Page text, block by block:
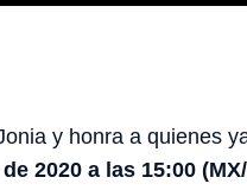
y honra a quienes
2020 a las 15:00